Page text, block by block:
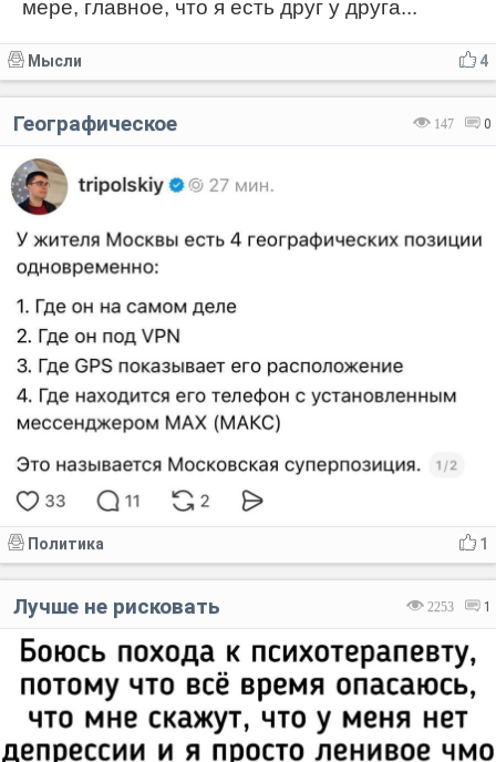
мере, главное, что я есть друг у друга...
4
Мысли
147 0
Географическое
1
Политика
2253 1
Лучше не рисковать